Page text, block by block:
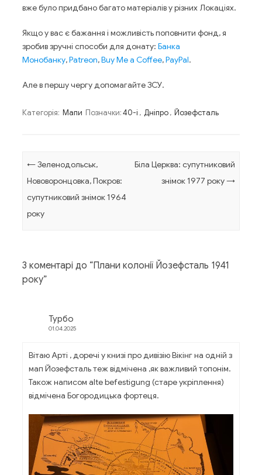
вже було придбано багато матеріалів у різних Локаціях.
Якщо у вас є бажання і можливість поповнити фонд, я
зробив зручні способи для донату: Банка
Монобанку,Patreon,Buy Me a Coffee,PayPal.
Але в першу чергу допомагайте ЗСУ.
Категорія: Мапи Позначки:40-і , Дніпро, Йозефсталь
Навігація по запису
←Зеленодольськ,
Нововоронцовка, Покров:
супутниковий знімок 1964
року
Біла Церква: супутниковий
знімок 1977 року→
3 коментарі до “Плани колонії Йозефсталь 1941
року”
Турбо
01.04.2025
Вітаю Арті , доречі у книзі про дивізію Вікінг на одній з
мап Йозефсталь теж відмічена ,як важливий топонім.
Також написом alte befestigung (старе укріплення)
відмічена Богородицька фортеця.